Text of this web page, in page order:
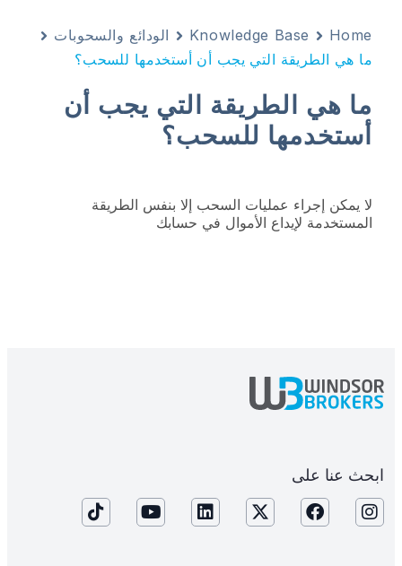
Home
Knowledge Base
الودائع والسحوبات
ما هي الطريقة التي يجب أن أستخدمها للسحب؟
ما هي الطريقة التي يجب أن
أستخدمها للسحب؟
لا يمكن إجراء عمليات السحب إلا بنفس الطريقة
المستخدمة لإيداع الأموال في حسابك
ابحث عنا على